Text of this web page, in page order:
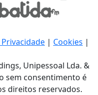
| Cookies |
Unipessoal Lda. &
sem consentimento é
direitos reservados.